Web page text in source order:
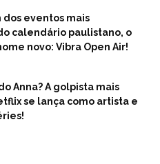
dos eventos mais
calendário paulistano, o
novo: Vibra Open Air!
Anna? A golpista mais
se lança como artista e